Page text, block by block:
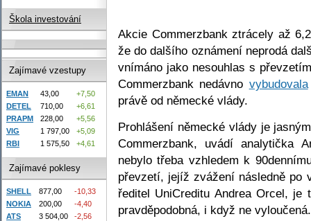
Akcie Commerzbank ztrácely až
že do dalšího oznámení neprodá
vnímáno jako nesouhlas s
Commerzbank nedávno vybudovala
právě od německé vlády.
Prohlášení německé vlády je
Commerzbank, uvádí analytička
nebylo třeba vzhledem k
převzetí, jejíž zvážení následně po
ředitel UniCreditu Andrea Orcel, je
pravděpodobná, i když ne vyloučená.
Škola investování
Zajímavé vzestupy
EMAN 43,00
+7,50
DETEL
710,00
+6,61
PRAPM
228,00
+5,56
VIG
1 797,00
+5,09
RBI
1 575,50 +4,61
Zajímavé poklesy
SHELL 877,00
-10,33
NOKIA
200,00
-4,40
ATS
3 504,00
-2,56